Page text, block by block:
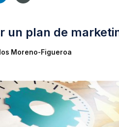
un plan de
Moreno-Figueroa